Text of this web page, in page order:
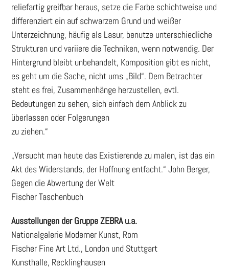
reliefartig greifbar heraus, setze die Farbe schichtweise und
differenziert ein auf schwarzem Grund und weißer
Unterzeichnung, häufig als Lasur, benutze unterschiedliche
Strukturen und variiere die Techniken, wenn notwendig. Der
Hintergrund bleibt unbehandelt, Komposition gibt es nicht,
es geht um die Sache, nicht ums „Bild“. Dem Betrachter
steht es frei, Zusammenhänge herzustellen, evtl.
Bedeutungen zu sehen, sich einfach dem Anblick zu
überlassen oder Folgerungen
zu ziehen.“
„Versucht man heute das Existierende zu malen, ist das ein
Akt des Widerstands, der Hoffnung entfacht.“ John Berger,
Gegen die Abwertung der Welt
Fischer Taschenbuch
Ausstellungen der Gruppe ZEBRA u.a.
Nationalgalerie Moderner Kunst, Rom
Fischer Fine Art Ltd., London und Stuttgart
Kunsthalle, Recklinghausen